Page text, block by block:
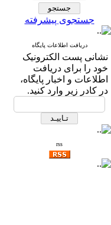
جستجوی پیشرفته
دریافت اطلاعات پایگاه
نشانی پست الکترونیک
خود را برای دریافت
اطلاعات و اخبار پایگاه،
در کادر زیر وارد کنید.
rss